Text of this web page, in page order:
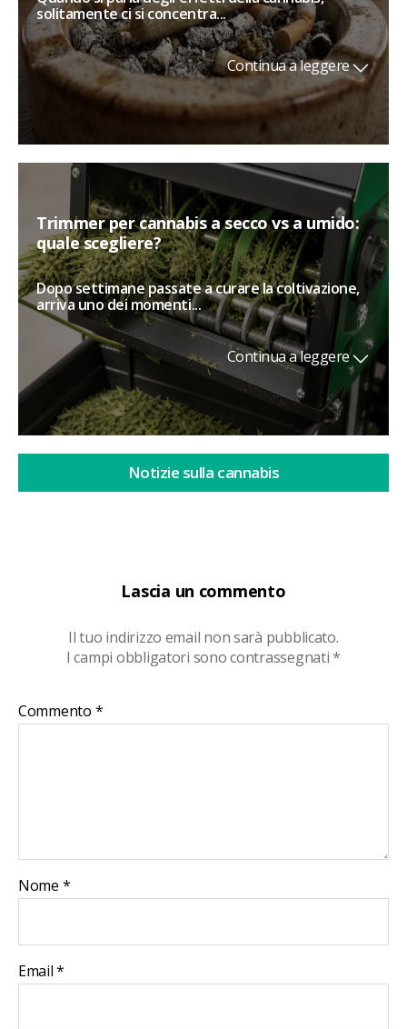
Lascia un commento
Il tuo indirizzo email non sarà pubblicato.
I campi obbligatori sono contrassegnati*
Commento *
Nome *
Email*
solitamente ci si concentra...
Continua a leggere
Trimmer per cannabis a secco vs a umido:
quale scegliere?
Dopo settimane passate a curare la coltivazione,
arriva uno dei momenti...
Continua a leggere
Notizie sulla cannabis